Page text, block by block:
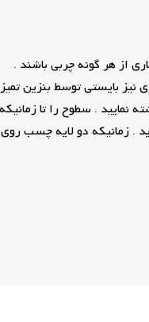
از هر گونه چربی باشند .
نیز بایستی توسط بنزین
. سطوح را تا زمانیکه
. زمانیکه دو لایه چسب